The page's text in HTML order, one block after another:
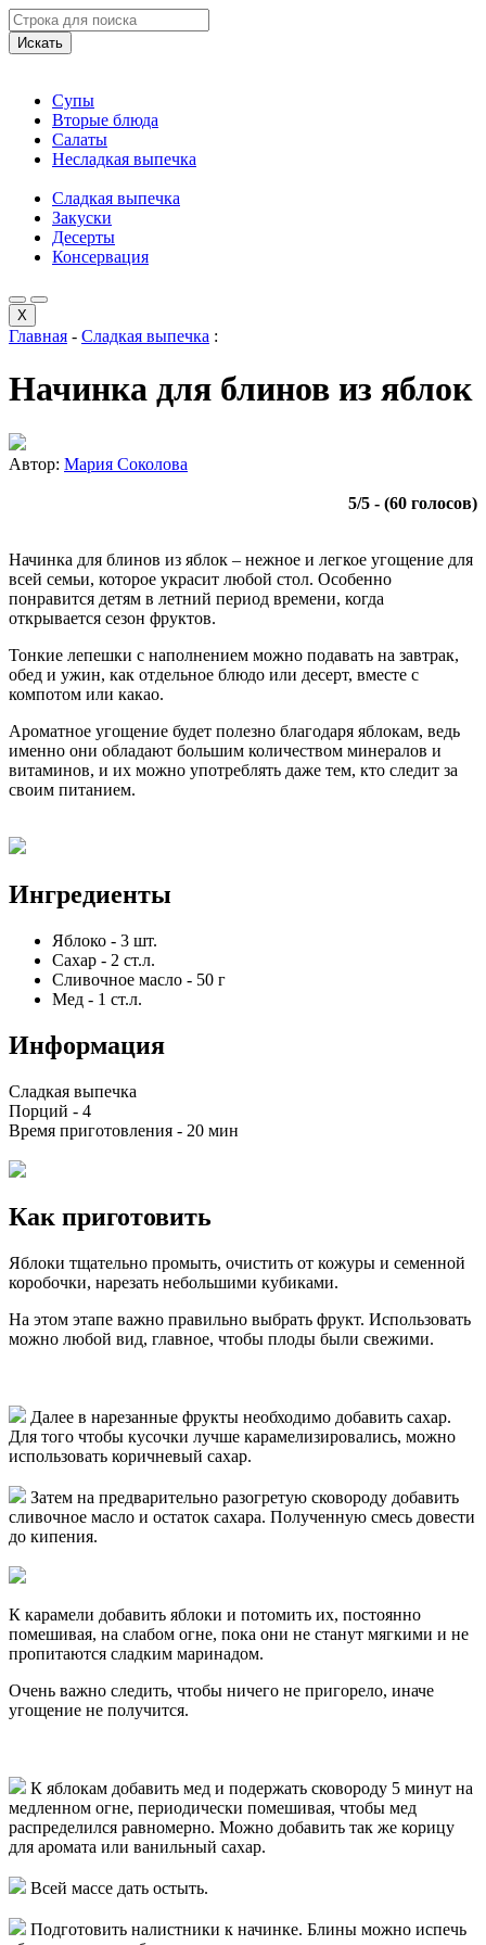
Искать
Супы
Вторые блюда
Салаты
Несладкая выпечка
Сладкая выпечка
Закуски
Десерты
Консервация
X
Главная - Сладкая выпечка :
Начинка для блинов из яблок
Автор: Мария Соколова
5/5 - (60 голосов)
Начинка для блинов из яблок – нежное и легкое угощение для
всей семьи, которое украсит любой стол. Особенно
понравится детям в летний период времени, когда
открывается сезон фруктов.
Тонкие лепешки с наполнением можно подавать на завтрак,
обед и ужин, как отдельное блюдо или десерт, вместе с
компотом или какао.
Ароматное угощение будет полезно благодаря яблокам, ведь
именно они обладают большим количеством минералов и
витаминов, и их можно употреблять даже тем, кто следит за
своим питанием.
Ингредиенты
Яблоко - 3 шт.
Сахар - 2 ст.л.
Сливочное масло - 50 г
Мед - 1 ст.л.
Информация
Сладкая выпечка
Порций - 4
Время приготовления - 20 мин
Как приготовить
Яблоки тщательно промыть, очистить от кожуры и семенной
коробочки, нарезать небольшими кубиками.
На этом этапе важно правильно выбрать фрукт. Использовать
можно любой вид, главное, чтобы плоды были свежими.
Далее в нарезанные фрукты необходимо добавить сахар.
Для того чтобы кусочки лучше карамелизировались, можно
использовать коричневый сахар.
Затем на предварительно разогретую сковороду добавить
сливочное масло и остаток сахара. Полученную смесь довести
до кипения.
К карамели добавить яблоки и потомить их, постоянно
помешивая, на слабом огне, пока они не станут мягкими и не
пропитаются сладким маринадом.
Очень важно следить, чтобы ничего не пригорело, иначе
угощение не получится.
К яблокам добавить мед и подержать сковороду 5 минут на
медленном огне, периодически помешивая, чтобы мед
распределился равномерно. Можно добавить так же корицу
для аромата или ванильный сахар.
Всей массе дать остыть.
Подготовить налистники к начинке. Блины можно испечь